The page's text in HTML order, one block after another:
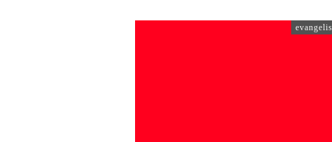
Stimmung nicht so richtig aufkommen
viele, die nicht mitgesungen haben.